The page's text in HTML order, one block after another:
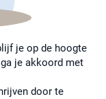
je op de hoogte
je akkoord met
door te